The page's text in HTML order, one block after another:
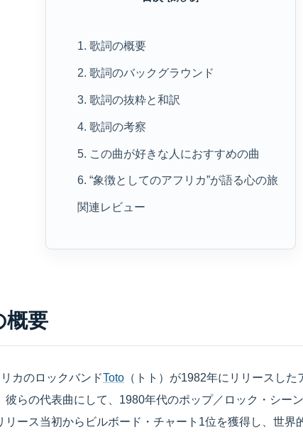
1. 歌詞の概要
2. 歌詞のバックグラウンド
3. 歌詞の抜粋と和訳
4. 歌詞の考察
5. この曲が好きな人におすすめの曲
6. “象徴としてのアフリカ”が語る心の旅
関連レビュー
概要
カのロックバンドToto （トト）が1982年にリリースした
彼らの代表曲にして、1980年代のポップ／ロック・シー
リース当初からビルボード・チャート1位を獲得し、世界